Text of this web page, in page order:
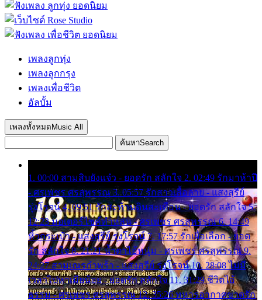
เพลงลูกทุ่ง
เพลงลูกกรุง
เพลงเพื่อชีวิต
อัลบั้ม
เพลงทั้งหมด Music All
ค้นหาSearch
1. 00:00 สามสิบยังแจ๋ว - ยอดรัก สลักใจ 2. 02:49 รักมาห้าปี
- ศรเพชร ศรสุพรรณ 3. 05:57 รักสาวเสื้อลาย - แสงสุรีย์
รุ่งโรจน์ 4. 09:51 รักสะท้านดินสะเทือน - ยอดรัก สลักใจ 5.
12:23 มอเตอร์ไซค์ทำหล่น - ศรเพชร ศรสุพรรณ 6. 14:49
หิ้วกระเป๋า - แสงสุรีย์ รุ่งโรจน์ 7. 17:57 รักเผื่อเลือก - ยอด
รัก สลักใจ 8. 21:21 น้ำตาไอ้หนุ่ม - ศรเพชร ศรสุพรรณ 9.
24:27 สามเณรกำพร้า - แสงสุรีย์ รุ่งโรจน์ 10. 28:08 ไม่มี
เวลาไปหาเมียน้อย - ยอดรัก สลักใจ 11. 31:29 ชีวิตไอ้
ธรรม - ศรเพชร ศรสุพรรณ 12. 35:26 ทหารอากาศขาดรัก